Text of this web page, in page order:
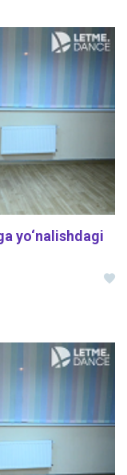
yo‘nalishdagi